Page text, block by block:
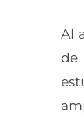
Al
de